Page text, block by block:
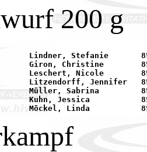
200 g